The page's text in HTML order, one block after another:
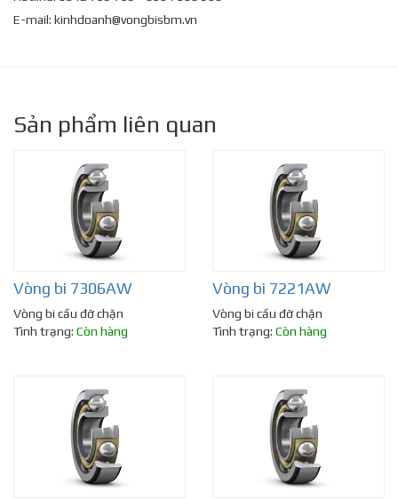
E-mail: kinhdoanh@vongbisbm.vn
Sản phẩm liên quan
Vòng bi 7306AW
Vòng bi cầu đỡ chặn
Tình trạng: Còn hàng
Vòng bi 7221AW
Vòng bi cầu đỡ chặn
Tình trạng: Còn hàng